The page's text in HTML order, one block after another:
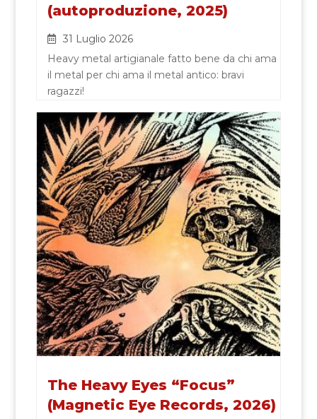
(autoproduzione, 2025)
31 Luglio 2026
Heavy metal artigianale fatto bene da chi ama
il metal per chi ama il metal antico: bravi
ragazzi!
The Heavy Eyes “Focus”
(Magnetic Eye Records, 2026)